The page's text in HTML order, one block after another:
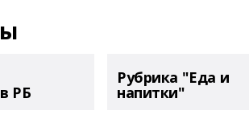
РБ
Рубрика "Еда и
напитки"